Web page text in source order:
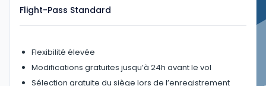
Flight-Pass Standard
Flexibilité élevée
Modifications gratuites jusqu’à 24h avant le vol
Sélection gratuite du siège lors de l’enregistrement